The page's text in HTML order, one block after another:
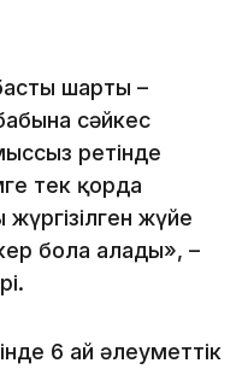
шарты –
сәйкес
ретінде
тек қорда
жүйе
бола алады», –
6 ай әлеуметтік